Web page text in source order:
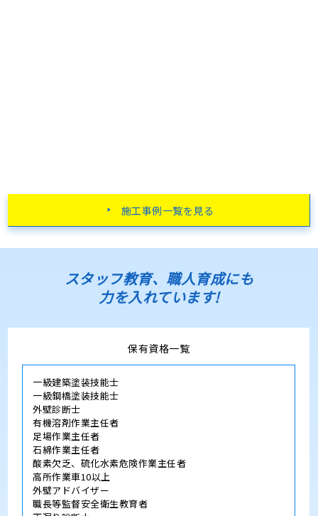
施工事例一覧を見る
スタッフ教育、職人育成にも
力を入れています!
保有資格一覧
一級建築塗装技能士
一級鋼橋塗装技能士
外壁診断士
有機溶剤作業主任者
足場作業主任者
石綿作業主任者
酸素欠乏、硫化水素危険作業主任者
高所作業車10以上
外壁アドバイザー
職長等監督安全衛生教育者